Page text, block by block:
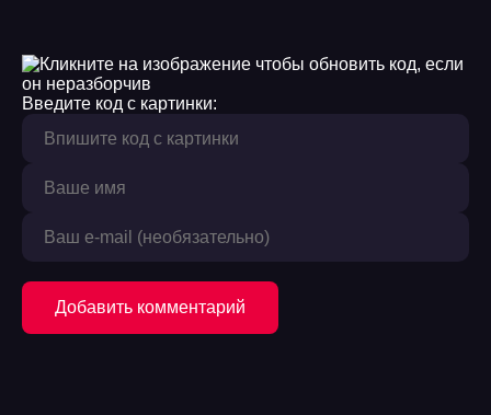
Введите код с картинки:
Добавить комментарий